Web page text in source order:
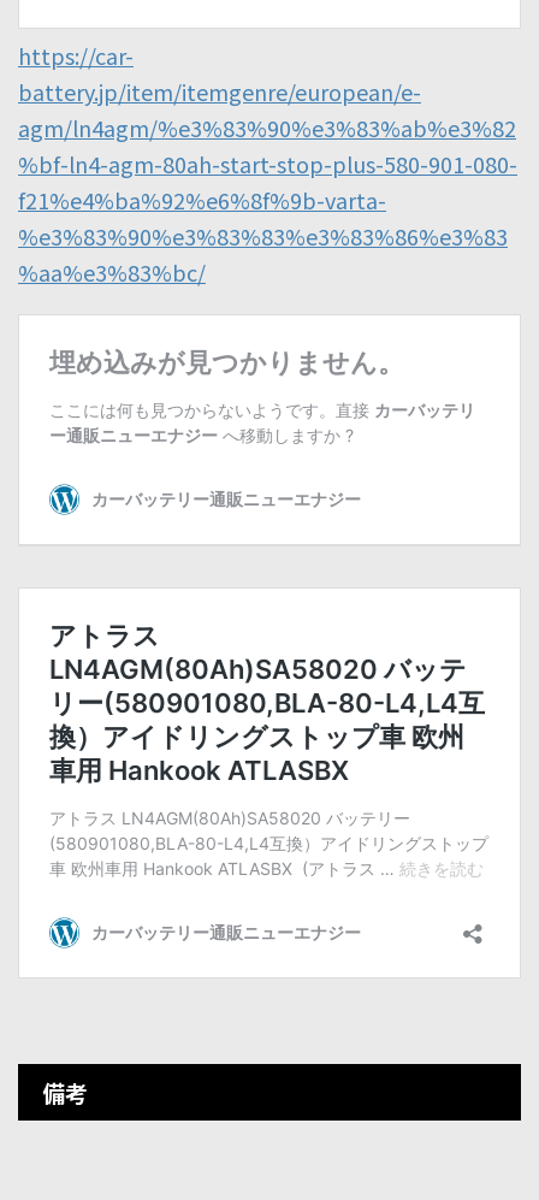
https://car-
battery.jp/item/itemgenre/european/e-
agm/ln4agm/%e3%83%90%e3%83%ab%e3%82
%bf-ln4-agm-80ah-start-stop-plus-580-901-080-
f21%e4%ba%92%e6%8f%9b-varta-
%e3%83%90%e3%83%83%e3%83%86%e3%83
%aa%e3%83%bc/
備考